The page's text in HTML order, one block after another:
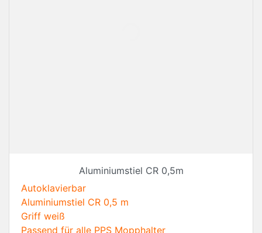
Aluminiumstiel CR 0,5m
Autoklavierbar
Aluminiumstiel CR 0,5 m
Griff weiß
Passend für alle PPS Mopphalter